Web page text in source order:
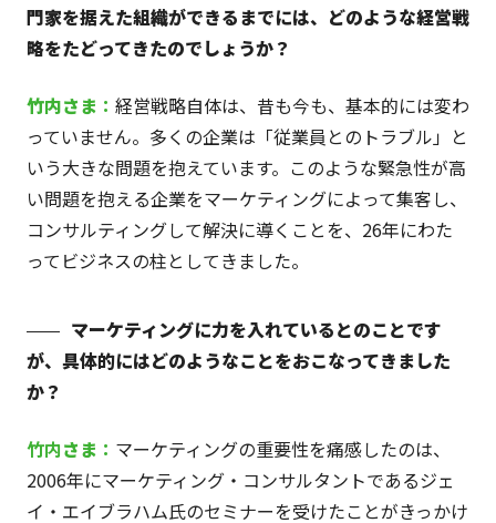
門家を据えた組織ができるまでには、どのような経営戦
略をたどってきたのでしょうか？
竹内さま ： 経営戦略自体は、昔も今も、基本的には変わ
っていません。多くの企業は「従業員とのトラブル」と
いう大きな問題を抱えています。このような緊急性が高
い問題を抱える企業をマーケティングによって集客し、
コンサルティングして解決に導くことを、26年にわた
ってビジネスの柱としてきました。
マーケティングに力を入れているとのことです
が、具体的にはどのようなことをおこなってきました
か？
竹内さま ： マーケティングの重要性を痛感したのは、
2006年にマーケティング・コンサルタントであるジェ
イ・エイブラハム氏のセミナーを受けたことがきっかけ